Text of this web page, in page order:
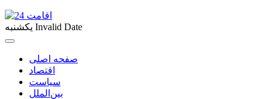
یکشنبه Invalid Date
صفحه اصلی
اقتصاد
سیاست
بین‌الملل